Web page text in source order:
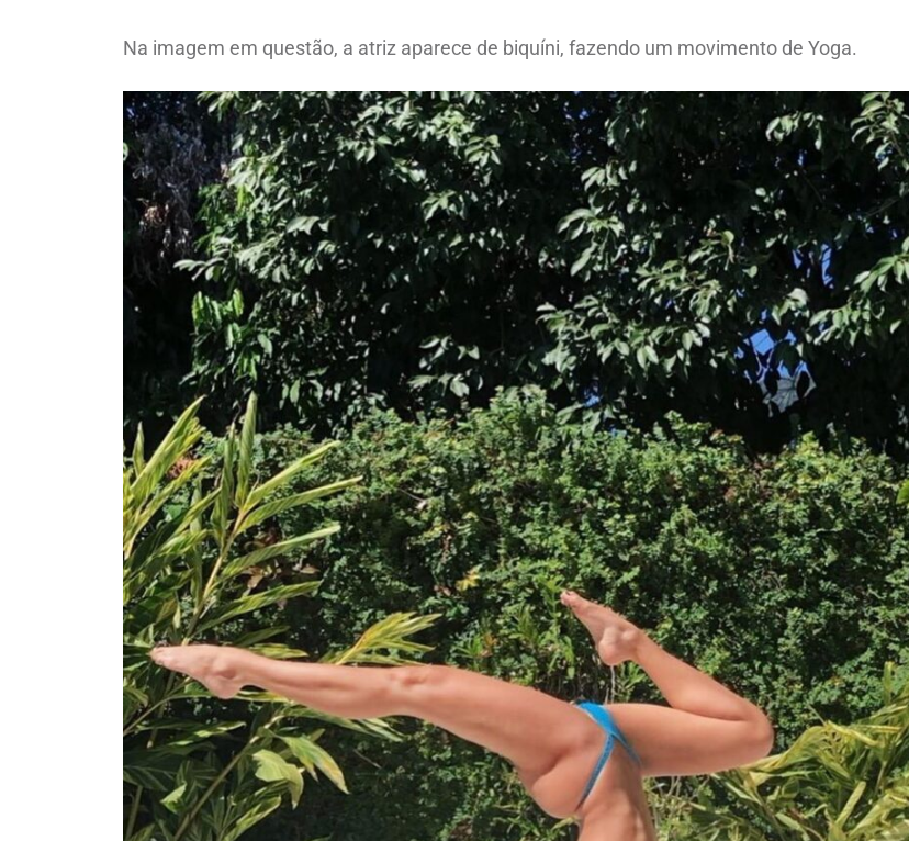
Na imagem em questão, a atriz aparece de biquíni, fazendo um movimento de Yoga.